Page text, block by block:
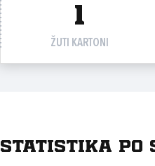
1
ŽUTI KARTONI
Statistika po